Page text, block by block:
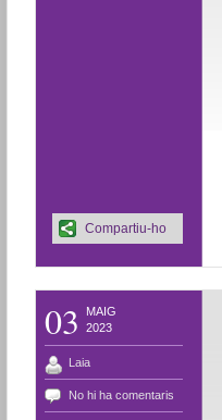
Compartiu-ho
03
MAIG
2023
Laia
No hi ha comentaris